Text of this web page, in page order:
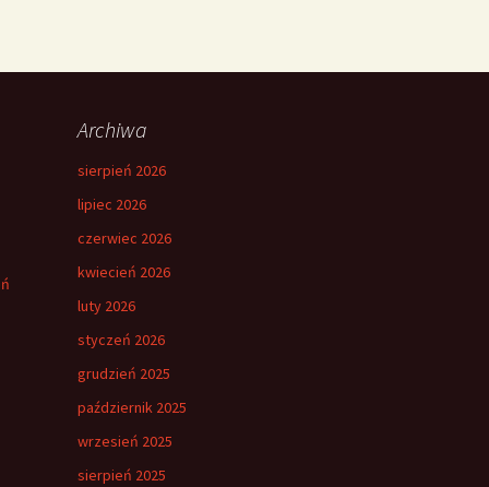
Archiwa
sierpień 2026
lipiec 2026
czerwiec 2026
kwiecień 2026
luty 2026
styczeń 2026
grudzień 2025
październik 2025
wrzesień 2025
sierpień 2025